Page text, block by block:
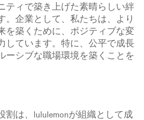
ティで築き上げた素晴らしい絆
。企業として、私たちは、より
を築くために、ポジティブな変
しています。特に、公平で成長
ーシブな職場環境を築くことを
割は、lululemonが組織として成